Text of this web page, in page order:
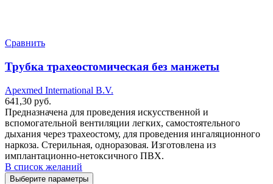
Сравнить
Трубка трахеостомическая без манжеты
Apexmed International B.V.
641,30 руб.
Предназначена для проведения искусственной и
вспомогательной вентиляции легких, самостоятельного
дыхания через трахеостому, для проведения ингаляционного
наркоза. Стерильная, одноразовая. Изготовлена из
имплантационно-нетоксичного ПВХ.
В список желаний
Выберите параметры